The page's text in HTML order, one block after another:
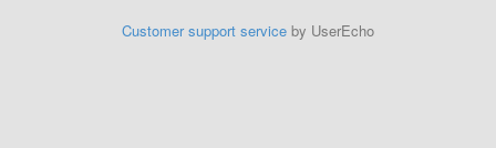
Customer support service by UserEcho